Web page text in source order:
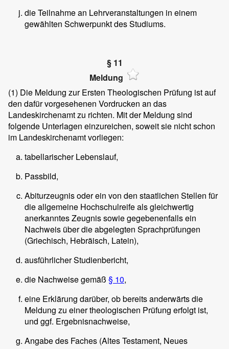
die Teilnahme an Lehrveranstaltungen in einem
gewählten Schwerpunkt des Studiums.
§ 11
Meldung
(1) Die Meldung zur Ersten Theologischen Prüfung ist auf
den dafür vorgesehenen Vordrucken an das
Landeskirchenamt zu richten. Mit der Meldung sind
folgende Unterlagen einzureichen, soweit sie nicht schon
im Landeskirchenamt vorliegen:
tabellarischer Lebenslauf,
Passbild,
Abiturzeugnis oder ein von den staatlichen Stellen für
die allgemeine Hochschulreife als gleichwertig
anerkanntes Zeugnis sowie gegebenenfalls ein
Nachweis über die abgelegten Sprachprüfungen
(Griechisch, Hebräisch, Latein),
ausführlicher Studienbericht,
die Nachweise gemäß § 10,
eine Erklärung darüber, ob bereits anderwärts die
Meldung zu einer theologischen Prüfung erfolgt ist,
und ggf. Ergebnisnachweise,
Angabe des Faches (Altes Testament, Neues